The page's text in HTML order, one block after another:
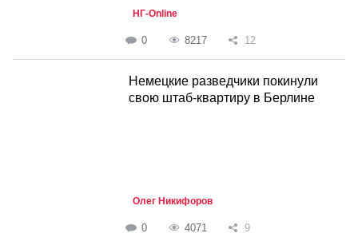
НГ-Online
0 8217 12
Немецкие разведчики покинули
свою штаб-квартиру в Берлине
Олег Никифоров
0 4071 9